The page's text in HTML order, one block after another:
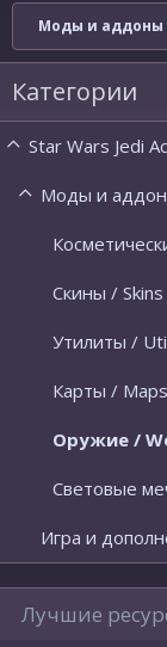
Моды и аддоны
Категории
Star Wars Jedi
Моды и
Скины / Skins
Утилиты /
Карты / Maps
Оружие /
Световые
Игра и
Лучшие